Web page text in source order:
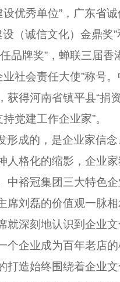
优秀单位”，广东省
（诚信文化）金鼎奖”
品牌奖”，蝉联三届香
社会责任大使”称号
获得河南省镇平县“捐
党建工作企业家”。
形成的，是企业家信
人格化的缩影，企业
中裕冠集团三大特色
席刘磊的价值观一脉
就深刻地认识到企业
个企业成为百年老店
打造始终围绕着企业